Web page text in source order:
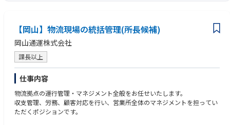
【岡山】物流現場の統括管理(所長候補)
岡山通運株式会社
課長以上
仕事内容
物流拠点の運行管理・マネジメント全般をお任せいたします。
収支管理、労務、顧客対応を行い、営業所全体のマネジメントを担ってい
ただくポジションです。